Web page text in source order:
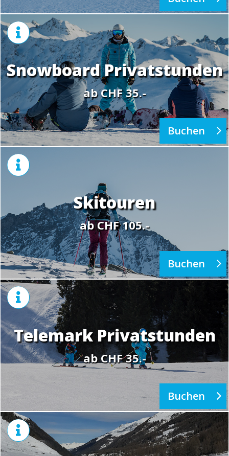

Snowboard Privatstunden
ab CHF 35.-
Buchen

Skitouren
ab CHF 105.-
Buchen

Telemark Privatstunden
ab CHF 35.-
Buchen
